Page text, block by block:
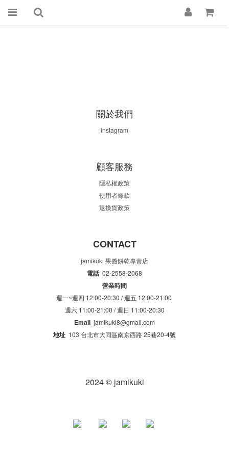
關於我們
instagram
顧客服務
隱私權政策
使用者條款
退換貨政策
CONTACT
jamikuki 果醬餅乾專賣店
電話 02-2558-2068
營業時間
週一~週四 12:00-20:30 /週五 12:00-21:00
週六 11:00-21:00 /週日 11:00-20:30
Email jamikuki8@gmail.com
地址 103 台北市大同區南京西路 25巷20-4號
2024 © jamikuki